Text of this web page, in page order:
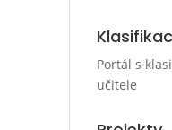
Portál s
učitele